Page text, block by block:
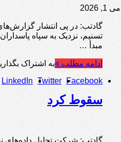
می 1, 2026
گادتب: در پی انتشار
تسنیم، نزدیک به سپاه
مبدأ …
ادامه مطلب »به اشتراک
Facebook
Twitter
LinkedIn
سقوط کرد
گادتب: شرکت تحلیل داده‌های